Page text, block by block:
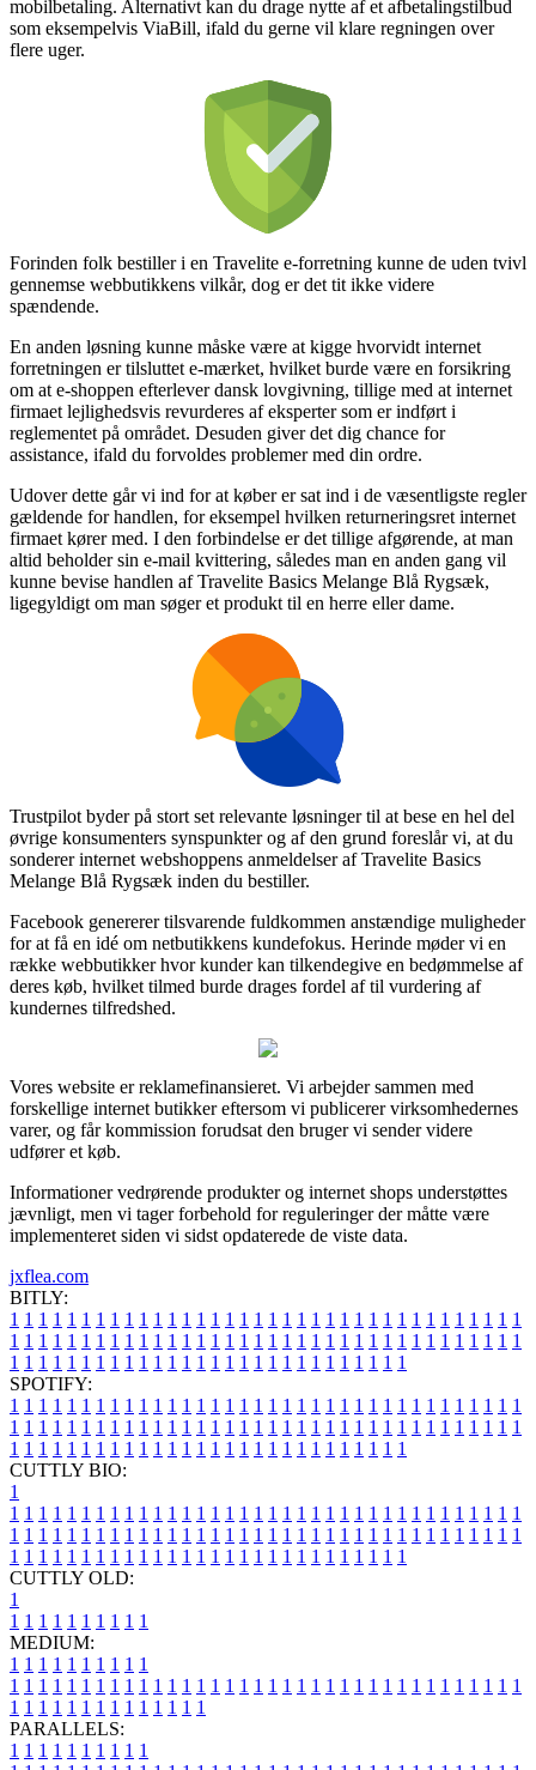
mobilbetaling. Alternativt kan du drage nytte af et afbetalingstilbud
som eksempelvis ViaBill, ifald du gerne vil klare regningen over
flere uger.
Forinden folk bestiller i en Travelite e-forretning kunne de uden tvivl
gennemse webbutikkens vilkår, dog er det tit ikke videre
spændende.
En anden løsning kunne måske være at kigge hvorvidt internet
forretningen er tilsluttet e-mærket, hvilket burde være en forsikring
om at e-shoppen efterlever dansk lovgivning, tillige med at internet
firmaet lejlighedsvis revurderes af eksperter som er indført i
reglementet på området. Desuden giver det dig chance for
assistance, ifald du forvoldes problemer med din ordre.
Udover dette går vi ind for at køber er sat ind i de væsentligste regler
gældende for handlen, for eksempel hvilken returneringsret internet
firmaet kører med. I den forbindelse er det tillige afgørende, at man
altid beholder sin e-mail kvittering, således man en anden gang vil
kunne bevise handlen af Travelite Basics Melange Blå Rygsæk,
ligegyldigt om man søger et produkt til en herre eller dame.
Trustpilot byder på stort set relevante løsninger til at bese en hel del
øvrige konsumenters synspunkter og af den grund foreslår vi, at du
sonderer internet webshoppens anmeldelser af Travelite Basics
Melange Blå Rygsæk inden du bestiller.
Facebook genererer tilsvarende fuldkommen anstændige muligheder
for at få en idé om netbutikkens kundefokus. Herinde møder vi en
række webbutikker hvor kunder kan tilkendegive en bedømmelse af
deres køb, hvilket tilmed burde drages fordel af til vurdering af
kundernes tilfredshed.
Vores website er reklamefinansieret. Vi arbejder sammen med
forskellige internet butikker eftersom vi publicerer virksomhedernes
varer, og får kommission forudsat den bruger vi sender videre
udfører et køb.
Informationer vedrørende produkter og internet shops understøttes
jævnligt, men vi tager forbehold for reguleringer der måtte være
implementeret siden vi sidst opdaterede de viste data.
jxflea.com
BITLY:
1 1 1 1 1 1 1 1 1 1 1 1 1 1 1 1 1 1 1 1 1 1 1 1 1 1 1 1 1 1 1 1 1 1 1 1
1 1 1 1 1 1 1 1 1 1 1 1 1 1 1 1 1 1 1 1 1 1 1 1 1 1 1 1 1 1 1 1 1 1 1 1
1 1 1 1 1 1 1 1 1 1 1 1 1 1 1 1 1 1 1 1 1 1 1 1 1 1 1 1
SPOTIFY:
1 1 1 1 1 1 1 1 1 1 1 1 1 1 1 1 1 1 1 1 1 1 1 1 1 1 1 1 1 1 1 1 1 1 1 1
1 1 1 1 1 1 1 1 1 1 1 1 1 1 1 1 1 1 1 1 1 1 1 1 1 1 1 1 1 1 1 1 1 1 1 1
1 1 1 1 1 1 1 1 1 1 1 1 1 1 1 1 1 1 1 1 1 1 1 1 1 1 1 1
CUTTLY BIO:
1
1 1 1 1 1 1 1 1 1 1 1 1 1 1 1 1 1 1 1 1 1 1 1 1 1 1 1 1 1 1 1 1 1 1 1 1
1 1 1 1 1 1 1 1 1 1 1 1 1 1 1 1 1 1 1 1 1 1 1 1 1 1 1 1 1 1 1 1 1 1 1 1
1 1 1 1 1 1 1 1 1 1 1 1 1 1 1 1 1 1 1 1 1 1 1 1 1 1 1 1
CUTTLY OLD:
1
1 1 1 1 1 1 1 1 1 1
MEDIUM:
1 1 1 1 1 1 1 1 1 1
1 1 1 1 1 1 1 1 1 1 1 1 1 1 1 1 1 1 1 1 1 1 1 1 1 1 1 1 1 1 1 1 1 1 1 1
1 1 1 1 1 1 1 1 1 1 1 1 1 1
PARALLELS:
1 1 1 1 1 1 1 1 1 1